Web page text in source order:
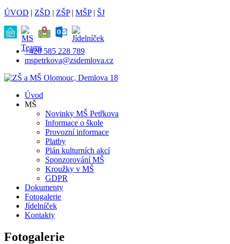
ÚVOD | ZŠD | ZŠP| MŠP| ŠJ
+420 585 228 789
mspetrkova@zsdemlova.cz
Úvod
MŠ
Novinky MŠ Petřkova
Informace o škole
Provozní informace
Platby
Plán kulturních akcí
Sponzorování MŠ
Kroužky v MŠ
GDPR
Dokumenty
Fotogalerie
Jídelníček
Kontakty
Fotogalerie